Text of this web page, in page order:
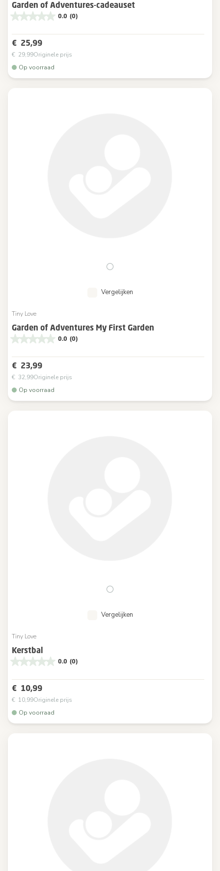
Garden of Adventures-cadeauset
0.0 (0)
€ 25,99
€ 29,99Originele prijs
Op voorraad
Vergelijken
Tiny Love
Garden of Adventures My First Garden
0.0 (0)
€ 23,99
€ 32,99Originele prijs
Op voorraad
Vergelijken
Tiny Love
Kerstbal
0.0 (0)
€ 10,99
€ 10,99Originele prijs
Op voorraad